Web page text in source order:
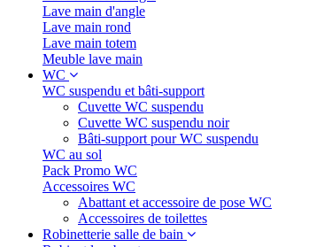
Lave main d'angle
Lave main rond
Lave main totem
Meuble lave main
WC
WC suspendu et bâti-support
Cuvette WC suspendu
Cuvette WC suspendu noir
Bâti-support pour WC suspendu
WC au sol
Pack Promo WC
Accessoires WC
Abattant et accessoire de pose WC
Accessoires de toilettes
Robinetterie salle de bain